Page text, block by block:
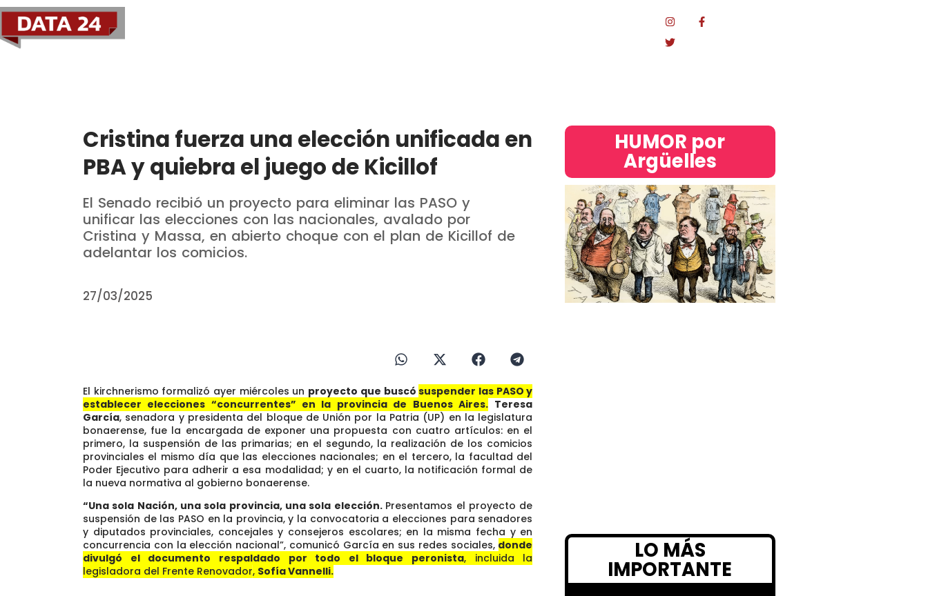
Cristina fuerza una elección unificada en
PBA y quiebra el juego de Kicillof
El Senado recibió un proyecto para eliminar las PASO y
unificar las elecciones con las nacionales, avalado por
Cristina y Massa, en abierto choque con el plan de Kicillof de
adelantar los comicios.
27/03/2025
El kirchnerismo formalizó ayer miércoles un proyecto que buscósuspender las PASO y
establecer elecciones “concurrentes” en la provincia de Buenos Aires. Teresa
García, senadora y presidenta del bloque de Unión por la Patria (UP) en la legislatura
bonaerense, fue la encargada de exponer una propuesta con cuatro artículos: en el
primero, la suspensión de las primarias; en el segundo, la realización de los comicios
provinciales el mismo día que las elecciones nacionales; en el tercero, la facultad del
Poder Ejecutivo para adherir a esa modalidad; y en el cuarto, la notificación formal de
la nueva normativa al gobierno bonaerense.
“Una sola Nación, una sola provincia, una sola elección. Presentamos el proyecto de
suspensión de las PASO en la provincia, y la convocatoria a elecciones para senadores
y diputados provinciales, concejales y consejeros escolares; en la misma fecha y en
concurrencia con la elección nacional”, comunicó García en sus redes sociales, donde
divulgó el documento respaldado por todo el bloque peronista, incluida la
legisladora del Frente Renovador, Sofía Vannelli.
HUMOR por
Argüelles​
LO MÁS
IMPORTANTE